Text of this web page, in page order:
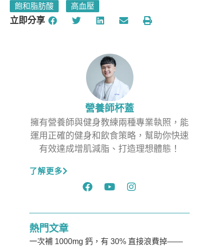
飽和脂肪酸
高血壓
立即分享
營養師杯蓋
擁有營養師與健身教練兩種專業執照，能
運用正確的健身和飲食策略，幫助你快速
有效達成增肌減脂、打造理想體態！
了解更多
熱門文章
一次補 1000mg 鈣，有 30% 直接浪費掉——